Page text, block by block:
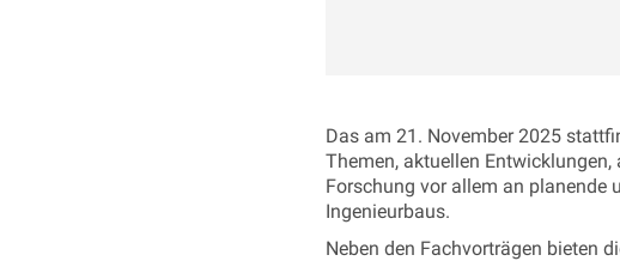
Das am 21. November 2025
Themen, aktuellen
Forschung vor allem an
Ingenieurbaus.
Neben den Fachvorträgen bieten